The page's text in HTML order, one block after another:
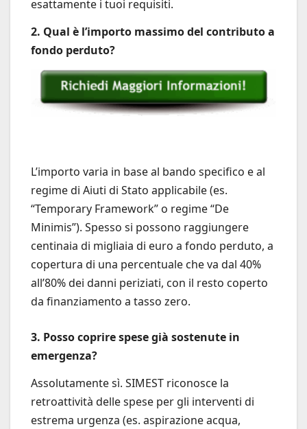
esattamente i tuoi requisiti.
2. Qual è l’importo massimo del contributo a
fondo perduto?
L’importo varia in base al bando specifico e al
regime di Aiuti di Stato applicabile (es.
“Temporary Framework” o regime “De
Minimis”). Spesso si possono raggiungere
centinaia di migliaia di euro a fondo perduto, a
copertura di una percentuale che va dal 40%
all’80% dei danni periziati, con il resto coperto
da finanziamento a tasso zero.
3. Posso coprire spese già sostenute in
emergenza?
Assolutamente sì. SIMEST riconosce la
retroattività delle spese per gli interventi di
estrema urgenza (es. aspirazione acqua,